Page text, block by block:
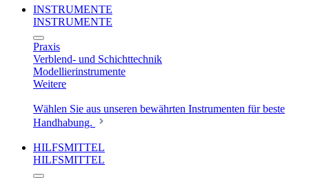
INSTRUMENTE
INSTRUMENTE
Praxis
Verblend- und Schichttechnik
Modellierinstrumente
Weitere
Wählen Sie aus unseren bewährten Instrumenten für beste
Handhabung.
HILFSMITTEL
HILFSMITTEL